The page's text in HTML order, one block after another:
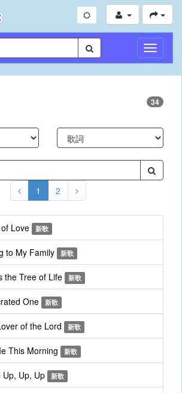
切
換
導
34
1 2
Love 新歌
to My Family 新歌
the Tree of Life 新歌
One 新歌
of the Lord 新歌
This Morning 新歌
Up, Up 新歌